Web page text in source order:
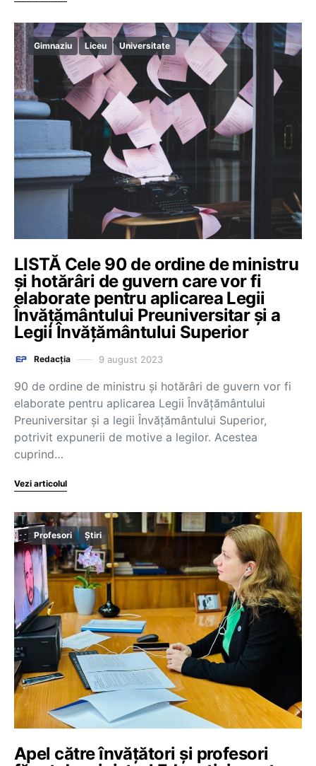
Gimnaziu Liceu Universitate
LISTĂ Cele 90 de ordine de ministru
și hotărâri de guvern care vor fi
elaborate pentru aplicarea Legii
Învățământului Preuniversitar și a
Legii Învățământului Superior
Redacția 9 august 2023
90 de ordine de ministru și hotărâri de guvern vor fi
elaborate pentru aplicarea Legii Învățământului
Preuniversitar și a legii Învățământului Superior,
potrivit expunerii de motive a legilor. Acestea
cuprind…
Vezi articolul
Profesori Știri
Apel către învățători și profesori